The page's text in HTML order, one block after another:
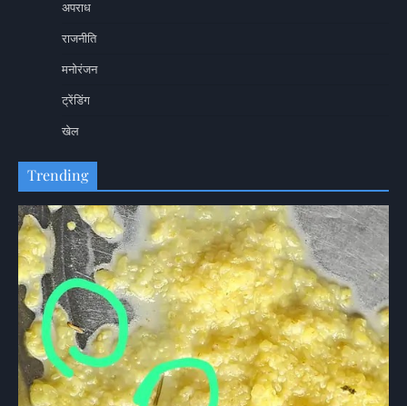
अपराध
राजनीति
मनोरंजन
ट्रेंडिंग
खेल
Trending